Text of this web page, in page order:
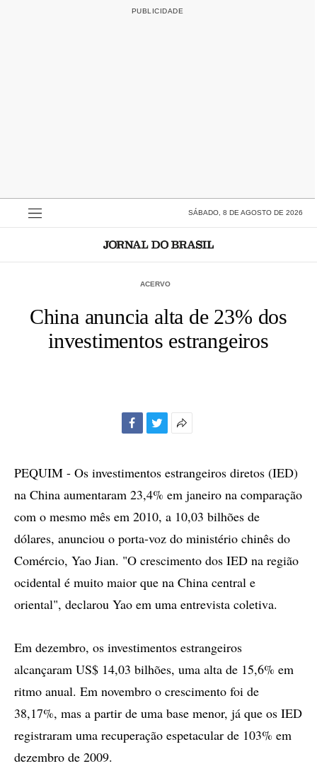
SÁBADO, 8 DE AGOSTO DE 2026
ACERVO
China anuncia alta de 23% dos
investimentos estrangeiros
compartilhamento
PEQUIM - Os investimentos estrangeiros diretos (IED)
na China aumentaram 23,4% em janeiro na comparação
com o mesmo mês em 2010, a 10,03 bilhões de
dólares, anunciou o porta-voz do ministério chinês do
Comércio, Yao Jian. "O crescimento dos IED na região
ocidental é muito maior que na China central e
oriental", declarou Yao em uma entrevista coletiva.
Em dezembro, os investimentos estrangeiros
alcançaram US$ 14,03 bilhões, uma alta de 15,6% em
ritmo anual. Em novembro o crescimento foi de
38,17%, mas a partir de uma base menor, já que os IED
registraram uma recuperação espetacular de 103% em
dezembro de 2009.